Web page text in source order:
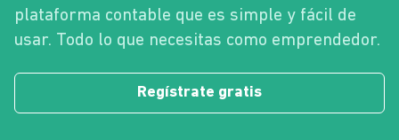
plataforma contable que es simple y fácil de
usar. Todo lo que necesitas como emprendedor.
Regístrate gratis